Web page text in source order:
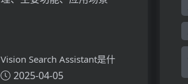
Vision Search Assistant是什
么？一文让你看懂Vision
2025-04-05